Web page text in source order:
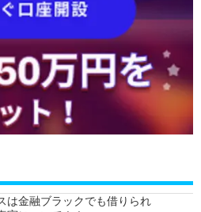
は金融ブラックでも借りられ